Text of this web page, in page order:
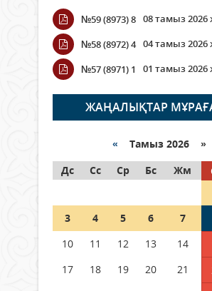
қауіпсіздігін қамтамасыз етті
06 тамыз 2026 ж.
Wi-Fi ҚАБЫРҒА АРҚЫЛЫ
ӨТЕДІ?
06 тамыз 2026 ж. 266
граждане Казахстана,
05 тамыз 2026 ж. 147
Шетелде жүрген Қазақстан
азаматтары қалай дауыс
№59 (8973) 8 08 тамыз 2026
№58 (8972) 4 04 тамыз 2026
№57 (8971) 1
01 тамыз 2026
ЖАҢАЛЫҚТАР
« Тамыз 2026 »
Дс
Сс Ср Бс Жм
3
4 5 6 7
10
11 12 13 14
17
18 19 20 21